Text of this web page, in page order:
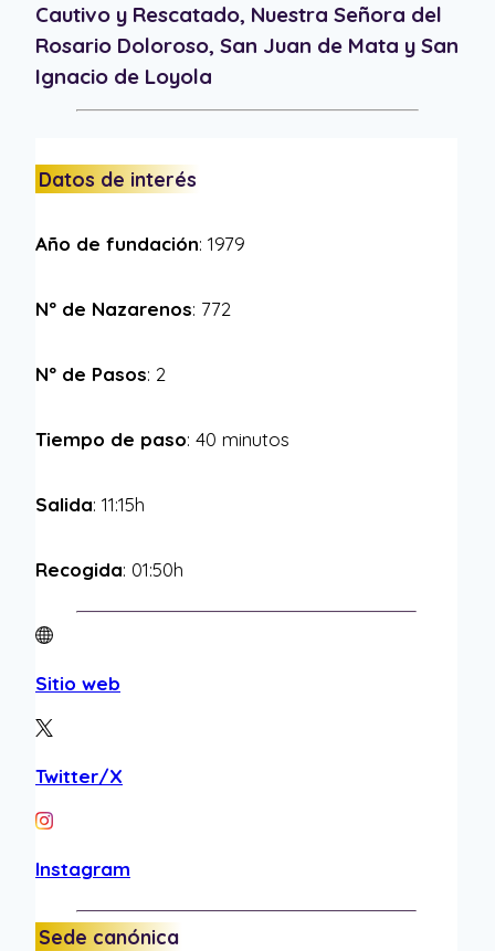
Cautivo y Rescatado, Nuestra Señora del
Rosario Doloroso, San Juan de Mata y San
Ignacio de Loyola
Datos de interés
Año de fundación: 1979
Nº de Nazarenos: 772
Nº de Pasos: 2
Tiempo de paso: 40 minutos
Salida: 11:15h
Recogida: 01:50h
Sitio web
Twitter/X
Instagram
Sede canónica